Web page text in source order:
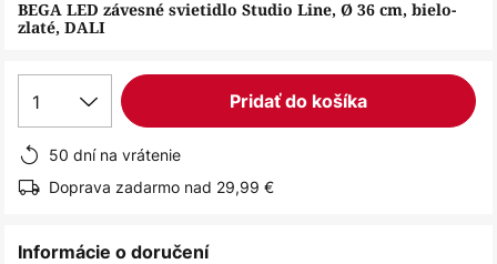
BEGA LED závesné svietidlo Studio Line, Ø 36 cm, bielo-
zlaté, DALI
1 Pridať do košíka
50 dní na vrátenie
Doprava zadarmo nad 29,99 €
Informácie o doručení